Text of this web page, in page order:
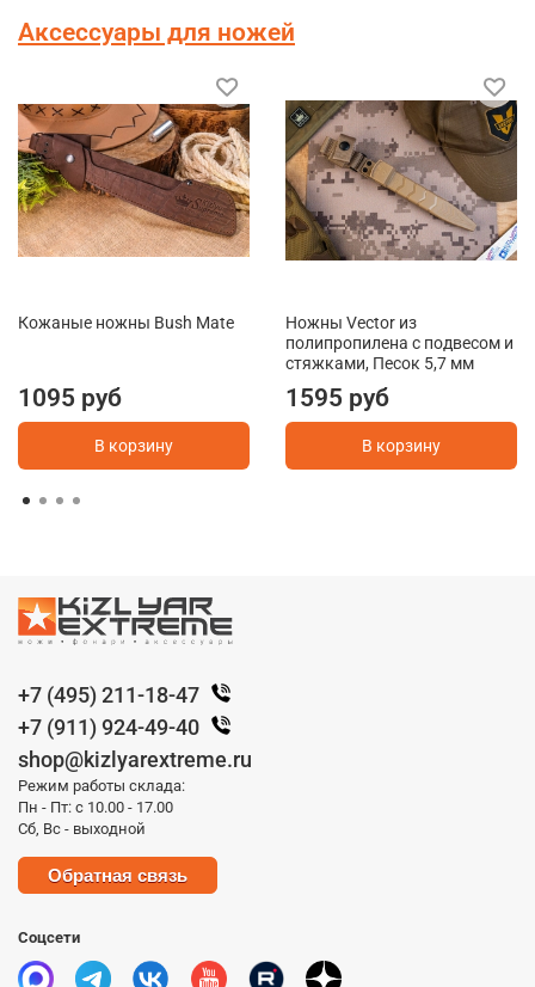
Аксессуары для ножей
Кожаные ножны Bush Mate
1095 руб
В корзину
Ножны Vector из
полипропилена с подвесом и
стяжками, Песок 5,7 мм
1595 руб
В корзину
+7 (495) 211-18-47
+7 (911) 924-49-40
shop@kizlyarextreme.ru
Режим работы склада:
Пн - Пт: с 10.00 - 17.00
Сб, Вс - выходной
Обратная связь
Соцсети